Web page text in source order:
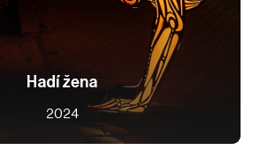
Hadí žena
2024